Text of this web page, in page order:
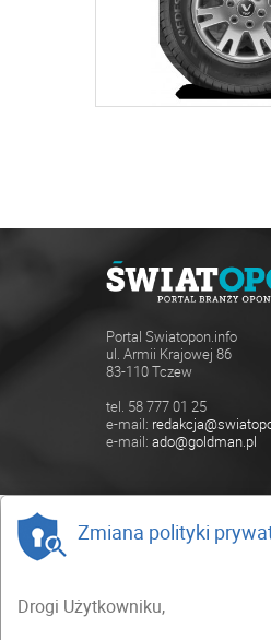
Portal Swiatopon.info
ul. Armii Krajowej 86
83-110 Tczew
tel. 58 777 01 25
e-mail:
e-mail: ado@goldman.pl
Zmiana polityki
Drogi Użytkowniku,